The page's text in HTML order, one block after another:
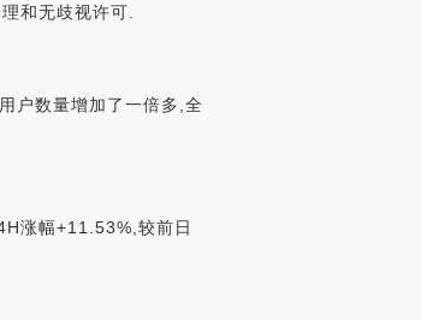
和无歧视许可.
户数量增加了一倍多,全
涨幅+11.53%,较前日